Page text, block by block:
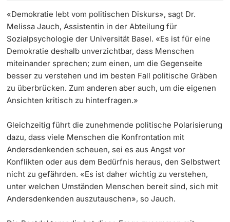
«Demokratie lebt vom politischen Diskurs», sagt Dr.
Melissa Jauch, Assistentin in der Abteilung für
Sozialpsychologie der Universität Basel. «Es ist für eine
Demokratie deshalb unverzichtbar, dass Menschen
miteinander sprechen; zum einen, um die Gegenseite
besser zu verstehen und im besten Fall politische Gräben
zu überbrücken. Zum anderen aber auch, um die eigenen
Ansichten kritisch zu hinterfragen.»
Gleichzeitig führt die zunehmende politische Polarisierung
dazu, dass viele Menschen die Konfrontation mit
Andersdenkenden scheuen, sei es aus Angst vor
Konflikten oder aus dem Bedürfnis heraus, den Selbstwert
nicht zu gefährden. «Es ist daher wichtig zu verstehen,
unter welchen Umständen Menschen bereit sind, sich mit
Andersdenkenden auszutauschen», so Jauch.